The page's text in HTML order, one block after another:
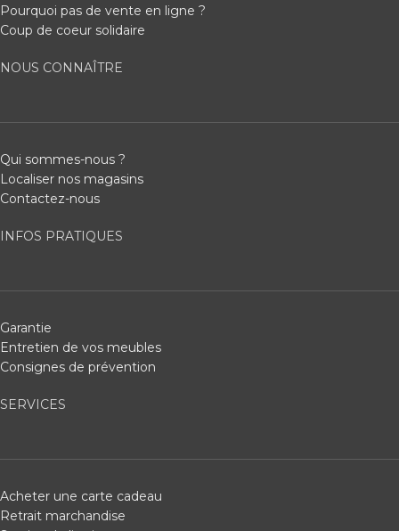
Pourquoi pas de vente en ligne ?
Coup de coeur solidaire
NOUS CONNAÎTRE
Qui sommes-nous ?
Localiser nos magasins
Contactez-nous
INFOS PRATIQUES
Garantie
Entretien de vos meubles
Consignes de prévention
SERVICES
Acheter une carte cadeau
Retrait marchandise